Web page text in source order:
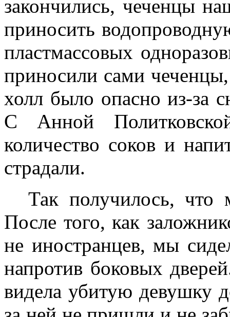
закончились, чеченцы
приносить
пластмассовых
приносили сами
холл было опасно из-за
С Анной
количество соков и
страдали.
Так получилось, что
После того, как
не иностранцев, мы
напротив боковых
видела убитую девушку